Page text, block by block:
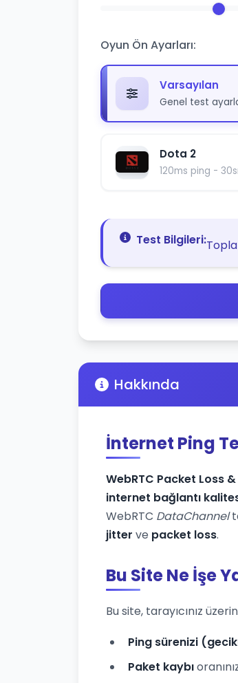
Oyun Ön Ayarları:
Varsayılan
Genel test
Dota 2
120ms ping -
Test Bilgileri:
Hakkında
İnternet Ping
WebRTC Packet Loss
internet bağlantı
WebRTC DataChannel
jitter ve packet loss.
Bu Site Ne İşe
Bu site, tarayıcınız
Ping sürenizi
Paket kaybı